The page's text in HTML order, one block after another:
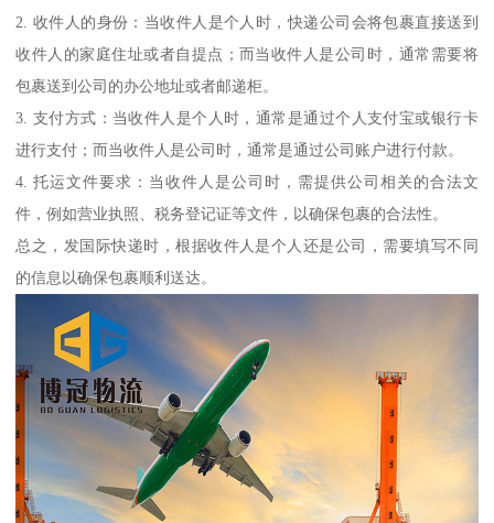
2. 收件人的身份：当收件人是个人时，快递公司会将包裹直接送到
收件人的家庭住址或者自提点；而当收件人是公司时，通常需要将
包裹送到公司的办公地址或者邮递柜。
3. 支付方式：当收件人是个人时，通常是通过个人支付宝或银行卡
进行支付；而当收件人是公司时，通常是通过公司账户进行付款。
4. 托运文件要求：当收件人是公司时，需提供公司相关的合法文
件，例如营业执照、税务登记证等文件，以确保包裹的合法性。
总之，发国际快递时，根据收件人是个人还是公司，需要填写不同
的信息以确保包裹顺利送达。